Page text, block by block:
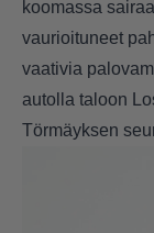
koomassa
vaurioituneet
vaativia
autolla taloon
Törmäyksen